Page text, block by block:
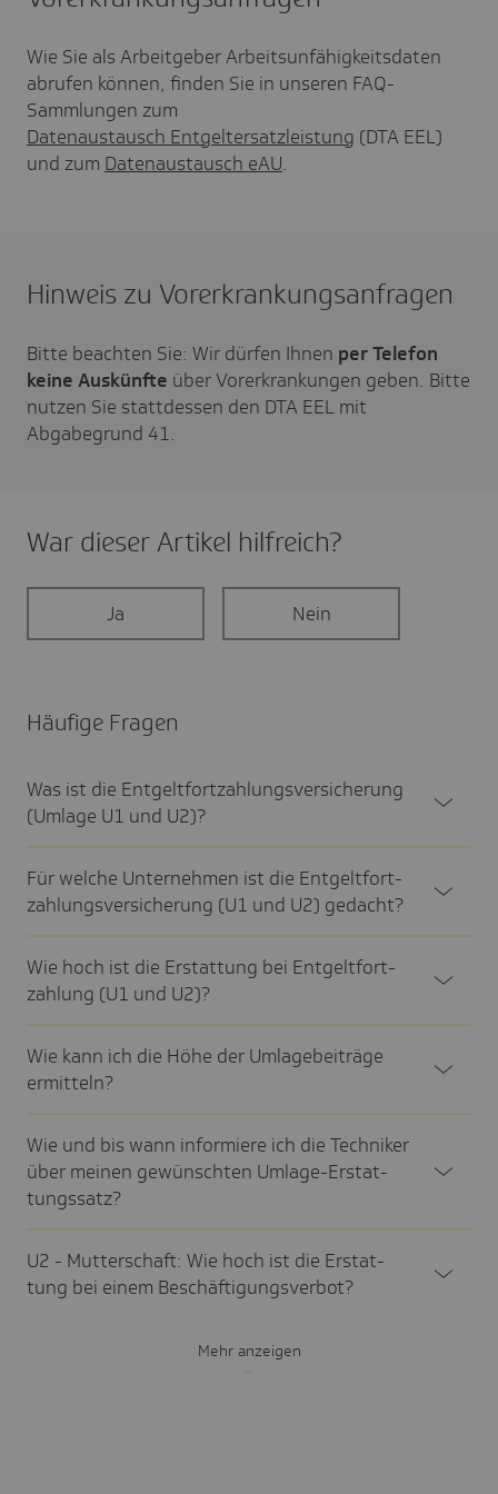
Wie Sie als Arbeitgeber Arbeitsunfähigkeitsdaten
abrufen können, finden Sie in unseren FAQ-
Sammlungen zum
Datenaustausch Entgeltersatzleistung (DTA EEL)
und zum Datenaustausch eAU.
Hinweis zu Vorerkrankungsanfragen
Bitte beachten Sie: Wir dürfen Ihnen per Telefon
keine Auskünfte über Vorerkrankungen geben. Bitte
nutzen Sie stattdessen den DTA EEL mit
Abgabegrund 41.
War dieser Artikel hilf­reich?
Ja Nein
Häufige Fragen
Was ist die Entgelt­fort­zah­lungs­ver­si­che­rung
(Umlage U1 und U2)?
Für welche Unter­nehmen ist die Entgelt­fort­
zah­lungs­ver­si­che­rung (U1 und U2) gedacht?
Wie hoch ist die Erstat­tung bei Entgelt­fort­
zah­lung (U1 und U2)?
Wie kann ich die Höhe der Umla­ge­bei­träge
ermit­teln?
Wie und bis wann infor­miere ich die Tech­niker
über meinen gewünschten Umlage-Erstat­
tungs­satz?
U2 - Mutter­schaft: Wie hoch ist die Erstat­
tung bei einem Beschäf­ti­gungs­ver­bot?
Mehr anzeigen